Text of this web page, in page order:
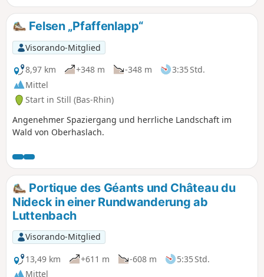
Kapelle Saint-Florent, in der zahlreiche Votivgaben
ausgestellt sind, ist ein Muss.
Felsen „Pfaffenlapp“
Visorando-Mitglied
8,97 km
+348 m -348 m
3:35 Std.
Mittel
Start in Still (Bas-Rhin)
Angenehmer Spaziergang und herrliche Landschaft im
Wald von Oberhaslach.
Portique des Géants und Château du
Nideck in einer Rundwanderung ab
Luttenbach
Visorando-Mitglied
13,49 km
+611 m -608 m
5:35 Std.
Mittel